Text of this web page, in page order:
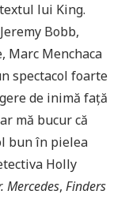
lui King.
Bobb,
Marc Menchaca
spectacol foarte
de inimă față
mă bucur că
bun în pielea
Holly
Mercedes, Finders